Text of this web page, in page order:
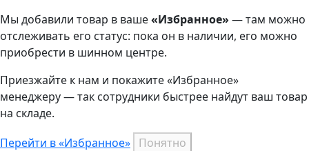
Мы добавили товар в ваше«Избранное» — там можно
отслеживать его статус: пока он в наличии, его можно
приобрести в шинном центре.
Приезжайте к нам и покажите «Избранное»
менеджеру — так сотрудники быстрее найдут ваш товар
на складе.
Перейти в «Избранное» Понятно